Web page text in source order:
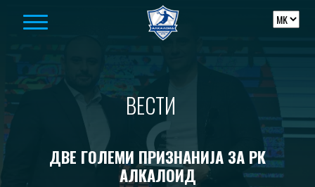
ВЕСТИ
ДВЕ ГОЛЕМИ ПРИЗНАНИЈА ЗА РК
АЛКАЛОИД